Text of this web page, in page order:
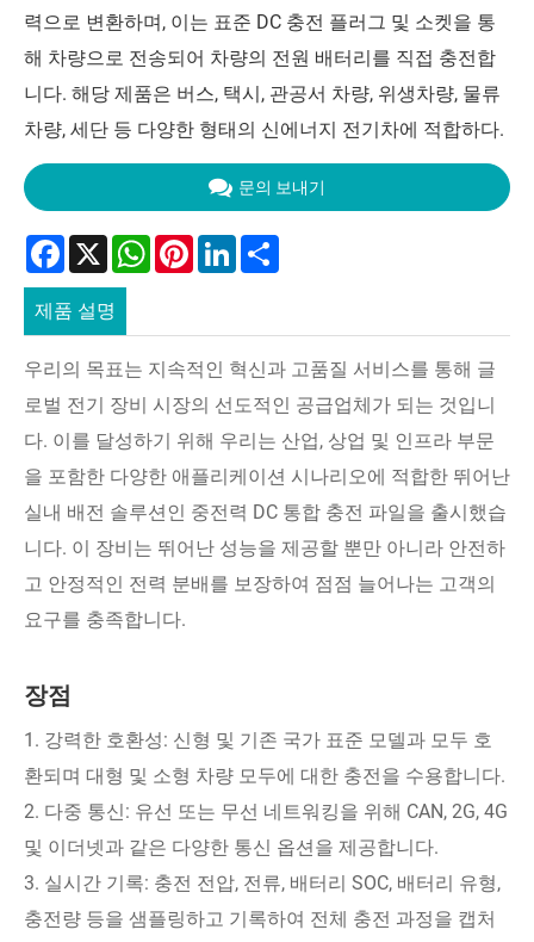
력으로 변환하며, 이는 표준 DC 충전 플러그 및 소켓을 통
해 차량으로 전송되어 차량의 전원 배터리를 직접 충전합
니다. 해당 제품은 버스, 택시, 관공서 차량, 위생차량, 물류
차량, 세단 등 다양한 형태의 신에너지 전기차에 적합하다.
문의 보내기
Facebook
X WhatsApp
PinterestLinkedIn
제품 설명
우리의 목표는 지속적인 혁신과 고품질 서비스를 통해 글
로벌 전기 장비 시장의 선도적인 공급업체가 되는 것입니
다. 이를 달성하기 위해 우리는 산업, 상업 및 인프라 부문
을 포함한 다양한 애플리케이션 시나리오에 적합한 뛰어난
실내 배전 솔루션인 중전력 DC 통합 충전 파일을 출시했습
니다. 이 장비는 뛰어난 성능을 제공할 뿐만 아니라 안전하
고 안정적인 전력 분배를 보장하여 점점 늘어나는 고객의
요구를 충족합니다.
장점
1. 강력한 호환성: 신형 및 기존 국가 표준 모델과 모두 호
환되며 대형 및 소형 차량 모두에 대한 충전을 수용합니다.
2. 다중 통신: 유선 또는 무선 네트워킹을 위해 CAN, 2G, 4G
및 이더넷과 같은 다양한 통신 옵션을 제공합니다.
3. 실시간 기록: 충전 전압, 전류, 배터리 SOC, 배터리 유형,
충전량 등을 샘플링하고 기록하여 전체 충전 과정을 캡처